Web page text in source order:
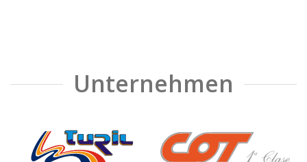
Unternehmen
❮ ❯